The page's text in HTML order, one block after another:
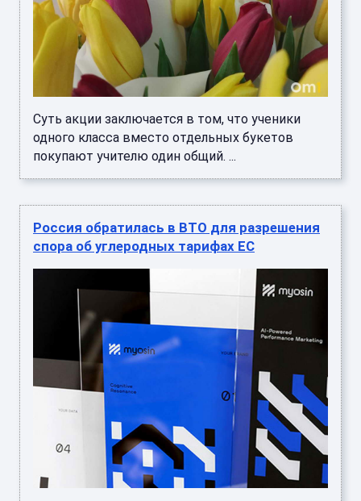
Суть акции заключается в том, что ученики
одного класса вместо отдельных букетов
покупают учителю один общий. ...
Россия обратилась в ВТО для разрешения
спора об углеродных тарифах ЕС